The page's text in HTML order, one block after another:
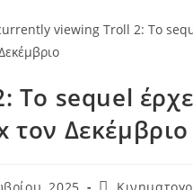
Το sequel
τον Δεκέμβριο